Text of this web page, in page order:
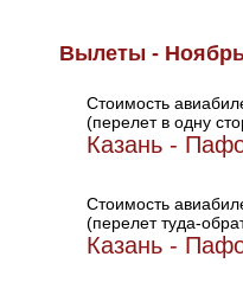
Вылеты -
Стоимость
(перелет в одну
Казань -
Стоимость
(перелет туда-
Казань -